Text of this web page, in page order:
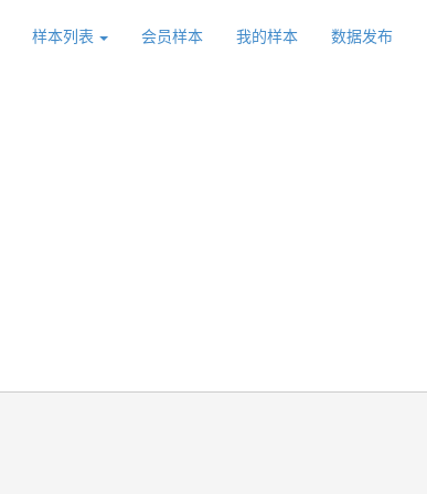
样本列表 会员样本 我的样本 数据发布